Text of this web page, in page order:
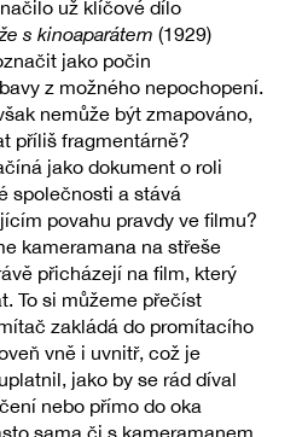
už klíčové dílo
s kinoaparátem (1929)
jako počin
z možného nepochopení.
nemůže být zmapováno,
příliš fragmentárně?
jako dokument o roli
společnosti a stává
povahu pravdy ve filmu?
kameramana na střeše
přicházejí na film, který
To si můžeme přečíst
zakládá do promítacího
vně i uvnitř, což je
jako by se rád díval
nebo přímo do oka
sama či s kameramanem